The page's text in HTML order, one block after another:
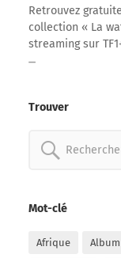
Retrouvez
collection « La
streaming sur
Trouver
Mot-clé
Afrique Album